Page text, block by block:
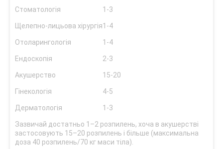
Стоматологія 1-3
Щелепно-лицьова хірургія1-4
Отоларингологія 1-4
Ендоскопія 2-3
Акушерство 15-20
Гінекологія 4-5
Дерматологія 1-3
Зазвичай достатньо 1–2 розпилень, хоча в акушерстві
застосовують 15–20 розпилень і більше (максимальна
доза 40 розпилень/70 кг маси тіла).